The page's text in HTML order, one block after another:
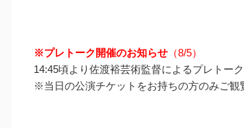
※プレトーク開催のお知らせ （8/5）
14:45頃より佐渡裕芸術監督によるプレトーク
※当日の公演チケットをお持ちの方のみご観